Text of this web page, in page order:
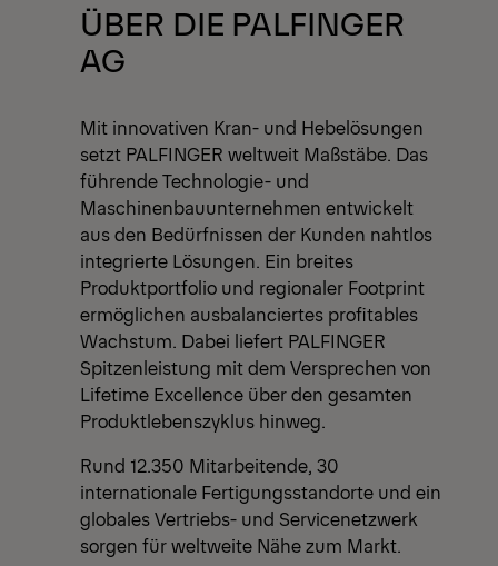
View All News
ÜBER DIE PALFINGER
AG
Mit innovativen Kran- und Hebelösungen
setzt PALFINGER weltweit Maßstäbe. Das
führende Technologie- und
Maschinenbauunternehmen entwickelt
aus den Bedürfnissen der Kunden nahtlos
integrierte Lösungen. Ein breites
Produktportfolio und regionaler Footprint
ermöglichen ausbalanciertes profitables
Wachstum. Dabei liefert PALFINGER
Spitzenleistung mit dem Versprechen von
Lifetime Excellence über den gesamten
Produktlebenszyklus hinweg.
Rund 12.350 Mitarbeitende, 30
internationale Fertigungsstandorte und ein
globales Vertriebs- und Servicenetzwerk
sorgen für weltweite Nähe zum Markt.